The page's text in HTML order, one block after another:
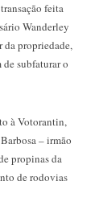
feita
Wanderley
da propriedade,
subfaturar o
à Votorantin,
– irmão
propinas da
de rodovias